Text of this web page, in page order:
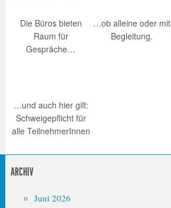
Die Büros bieten
Raum für
Gespräche…
…ob alleine oder mit
Begleitung.
…und auch hier gilt:
Schweigepflicht für
alle TeilnehmerInnen
ARCHIV
Juni 2026